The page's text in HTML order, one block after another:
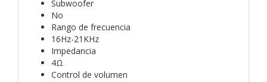
Subwoofer
No
Rango de frecuencia
16Hz-21KHz
Impedancia
4Ω
Control de volumen